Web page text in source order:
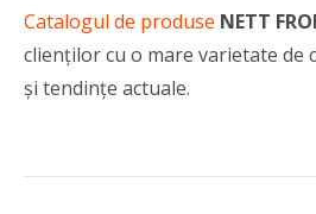
Catalogul de produse NETT
clienților cu o mare varietate
și tendințe actuale.